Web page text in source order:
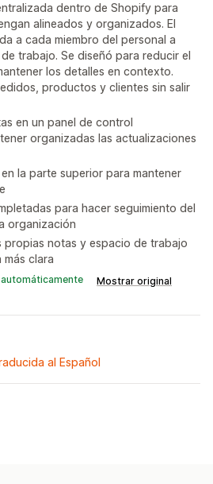
dentro de Shopify para
alineados y organizados. El
a cada miembro del personal a
trabajo. Se diseñó para reducir el
los detalles en contexto.
productos y clientes sin salir
en un panel de control
organizadas las actualizaciones
la parte superior para mantener
para hacer seguimiento del
organización
propias notas y espacio de trabajo
clara
Mostrar original
al Español